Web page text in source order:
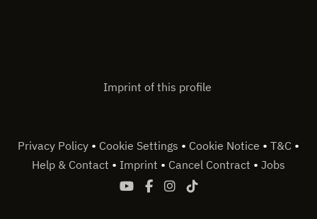
Imprint of this profile
Privacy Policy • Cookie Settings • Cookie Notice • T&C •
Help & Contact • Imprint • Cancel Contract • Jobs